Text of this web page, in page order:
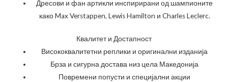
Дресови и фан артикли инспирирани од шампионите
како Max Verstappen, Lewis Hamilton и Charles Leclerc.
Квалитет и Достапност
Висококвалитетни реплики и оригинални изданија
Брза и сигурна достава низ цела Македонија
Повремени попусти и специјални акции